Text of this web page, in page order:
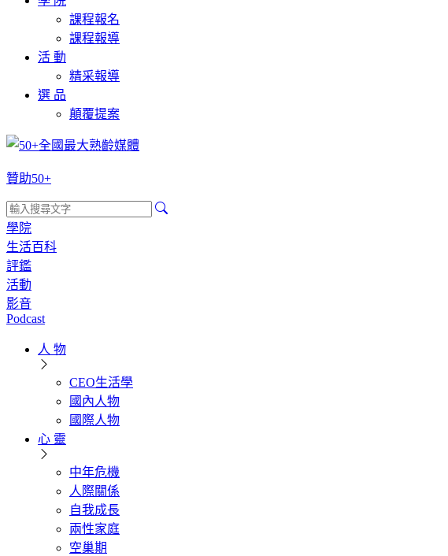
課程報名
課程報導
活 動
精采報導
選 品
顛覆提案
贊助50+
學院
生活百科
評鑑
活動
影音
Podcast
人 物
CEO生活學
國內人物
國際人物
心 靈
中年危機
人際關係
自我成長
兩性家庭
空巢期